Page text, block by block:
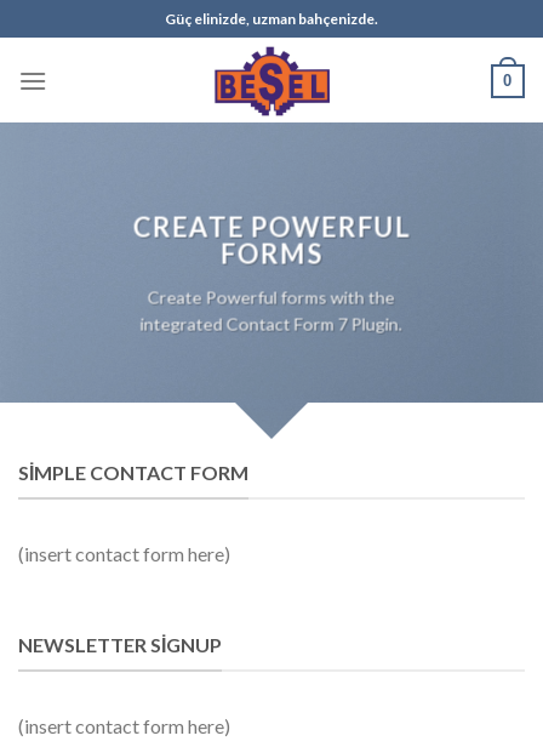
to
content
Güç elinizde, uzman bahçenizde.
0
CREATE POWERFUL
FORMS
Create Powerful forms with the
integrated Contact Form 7 Plugin.
SIMPLE CONTACT FORM
(insert contact form here)
NEWSLETTER SIGNUP
(insert contact form here)